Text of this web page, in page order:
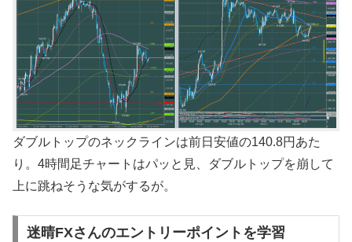
ダブルトップのネックラインは前日安値の140.8円あた
り。4時間足チャートはパッと見、ダブルトップを崩して
上に跳ねそうな気がするが。
迷晴FXさんのエントリーポイントを学習